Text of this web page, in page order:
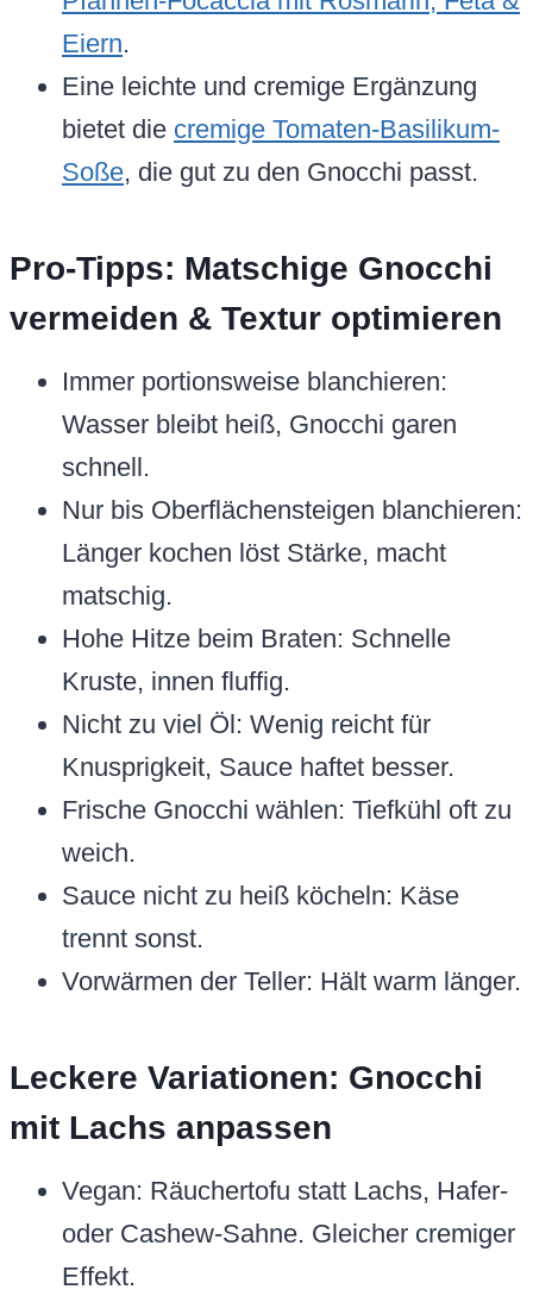
Eiern.
Eine leichte und cremige Ergänzung
bietet die cremige Tomaten-Basilikum-
Soße, die gut zu den Gnocchi passt.
Pro-Tipps: Matschige Gnocchi
vermeiden & Textur optimieren
Immer portionsweise blanchieren:
Wasser bleibt heiß, Gnocchi garen
schnell.
Nur bis Oberflächensteigen blanchieren:
Länger kochen löst Stärke, macht
matschig.
Hohe Hitze beim Braten: Schnelle
Kruste, innen fluffig.
Nicht zu viel Öl: Wenig reicht für
Knusprigkeit, Sauce haftet besser.
Frische Gnocchi wählen: Tiefkühl oft zu
weich.
Sauce nicht zu heiß köcheln: Käse
trennt sonst.
Vorwärmen der Teller: Hält warm länger.
Leckere Variationen: Gnocchi
mit Lachs anpassen
Vegan: Räuchertofu statt Lachs, Hafer-
oder Cashew-Sahne. Gleicher cremiger
Effekt.